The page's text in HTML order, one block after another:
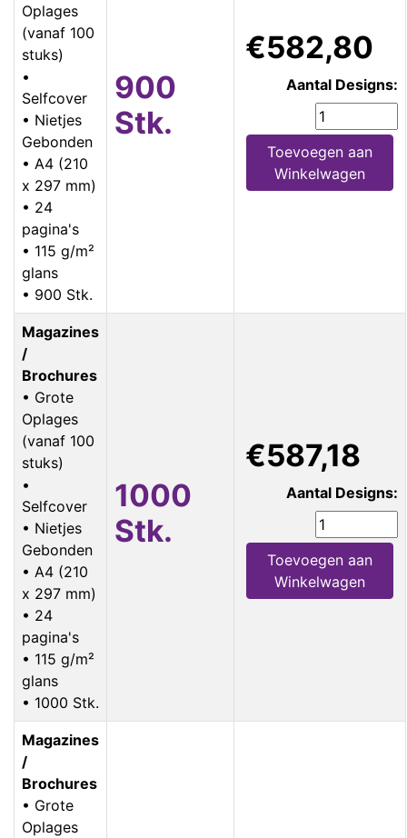
Oplages
(vanaf 100
stuks)
•
Selfcover
• Nietjes
Gebonden
• A4 (210
x 297 mm)
• 24
pagina's
• 115 g/m²
glans
• 900 Stk.
900
Stk.
€582,80
Aantal Designs:
Toevoegen aan
Winkelwagen
Magazines
/
Brochures
• Grote
Oplages
(vanaf 100
stuks)
•
Selfcover
• Nietjes
Gebonden
• A4 (210
x 297 mm)
• 24
pagina's
• 115 g/m²
glans
• 1000 Stk.
1000
Stk.
€587,18
Aantal Designs:
Toevoegen aan
Winkelwagen
Magazines
/
Brochures
• Grote
Oplages